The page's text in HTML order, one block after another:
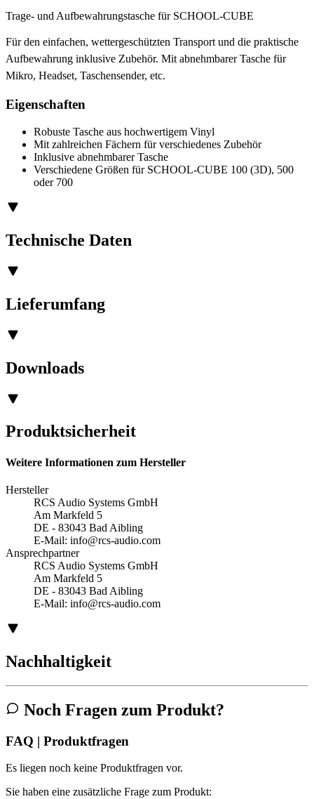
Trage- und Aufbewahrungstasche für SCHOOL-CUBE
Für den einfachen, wettergeschützten Transport und die praktische
Aufbewahrung inklusive Zubehör. Mit abnehmbarer Tasche für
Mikro, Headset, Taschensender, etc.
Eigenschaften
Robuste Tasche aus hochwertigem Vinyl
Mit zahlreichen Fächern für verschiedenes Zubehör
Inklusive abnehmbarer Tasche
Verschiedene Größen für SCHOOL-CUBE 100 (3D), 500
oder 700
Technische Daten
Lieferumfang
Downloads
Produktsicherheit
Weitere Informationen zum Hersteller
Hersteller
RCS Audio Systems GmbH
Am Markfeld 5
DE - 83043 Bad Aibling
E-Mail: info@rcs-audio.com
Ansprechpartner
RCS Audio Systems GmbH
Am Markfeld 5
DE - 83043 Bad Aibling
E-Mail: info@rcs-audio.com
Nachhaltigkeit
Noch Fragen zum Produkt?
FAQ | Produktfragen
Es liegen noch keine Produktfragen vor.
Sie haben eine zusätzliche Frage zum Produkt: